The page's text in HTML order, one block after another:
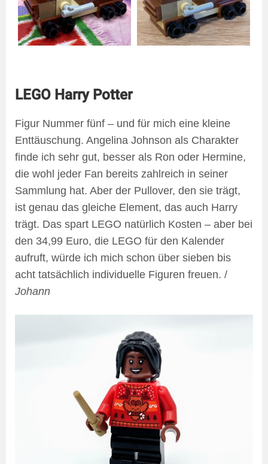
LEGO Harry Potter
Figur Nummer fünf – und für mich eine kleine
Enttäuschung. Angelina Johnson als Charakter
finde ich sehr gut, besser als Ron oder Hermine,
die wohl jeder Fan bereits zahlreich in seiner
Sammlung hat. Aber der Pullover, den sie trägt,
ist genau das gleiche Element, das auch Harry
trägt. Das spart LEGO natürlich Kosten – aber bei
den 34,99 Euro, die LEGO für den Kalender
aufruft, würde ich mich schon über sieben bis
acht tatsächlich individuelle Figuren freuen. /
Johann